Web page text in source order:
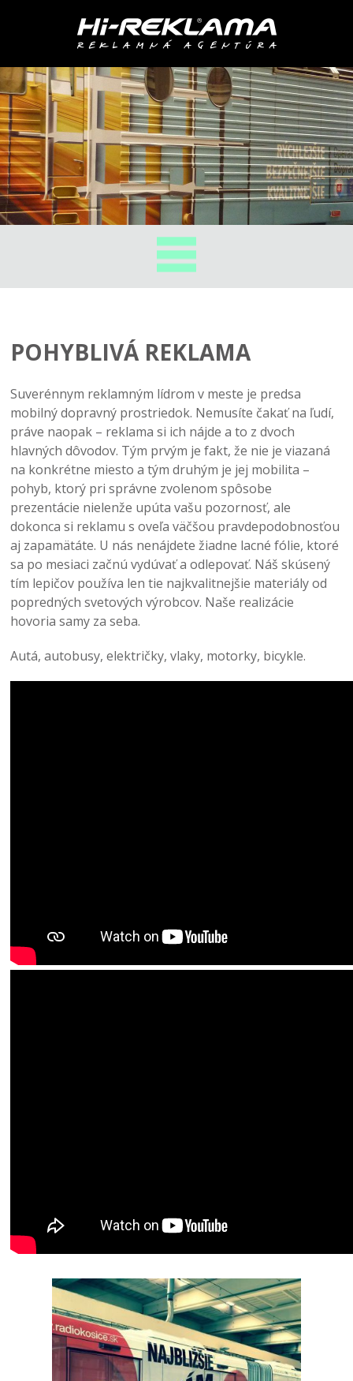
POHYBLIVÁ REKLAMA
Suverénnym reklamným lídrom v meste je predsa
mobilný dopravný prostriedok. Nemusíte čakať na ľudí,
práve naopak – reklama si ich nájde a to z dvoch
hlavných dôvodov. Tým prvým je fakt, že nie je viazaná
na konkrétne miesto a tým druhým je jej mobilita –
pohyb, ktorý pri správne zvolenom spôsobe
prezentácie nielenže upúta vašu pozornosť, ale
dokonca si reklamu s oveľa väčšou pravdepodobnosťou
aj zapamätáte. U nás nenájdete žiadne lacné fólie, ktoré
sa po mesiaci začnú vydúvať a odlepovať. Náš skúsený
tím lepičov používa len tie najkvalitnejšie materiály od
popredných svetových výrobcov. Naše realizácie
hovoria samy za seba.
Autá, autobusy, električky, vlaky, motorky, bicykle.